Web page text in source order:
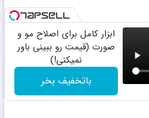
ابزار کامل برای اصلاح مو و
صورت (قیمت رو ببینی باور
نمیکنی!)
باتخفیف بخر